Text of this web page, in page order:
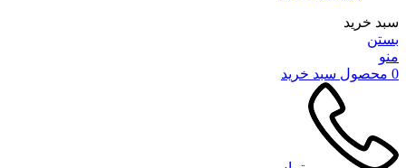
سبد خرید
بستن
منو
0 محصول سبد خرید